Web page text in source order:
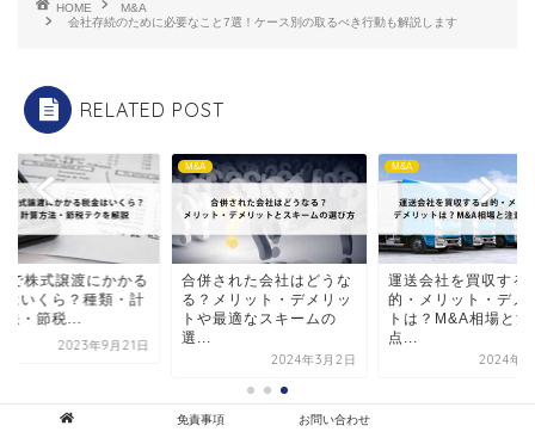
HOME
M&A
会社存続のために必要なこと7選！ケース別の取るべき行動も解説します
RELATED POST
で株式譲渡にかかる
はいくら？種類・計
法・節税...
2023年9月21日
M&A
合併された会社はどうな
る？メリット・デメリッ
トや最適なスキームの
選...
2024年3月2日
M&A
運送会社を買収する
的・メリット・デメ
トは？M&A相場と注
点...
2024年8
免責事項 お問い合わせ